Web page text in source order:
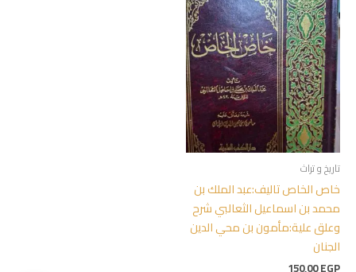
تاريخ و تراث
خاص الخاص تاليف:عبد الملك بن
محمد بن اسماعيل الثعالبي شرح
وعلق علية:مأمون بن محي الدين
الجنان